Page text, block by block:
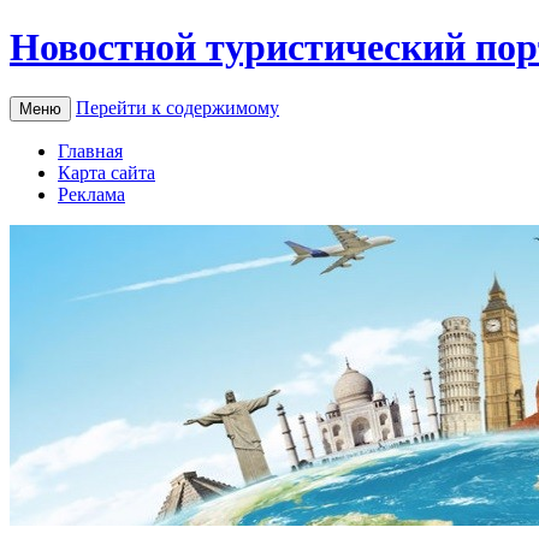
Новостной туристический
Меню Перейти к содержимому
Главная
Карта сайта
Реклама